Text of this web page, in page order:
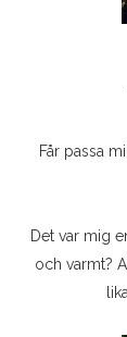
Får passa
Det var mig
och varmt?